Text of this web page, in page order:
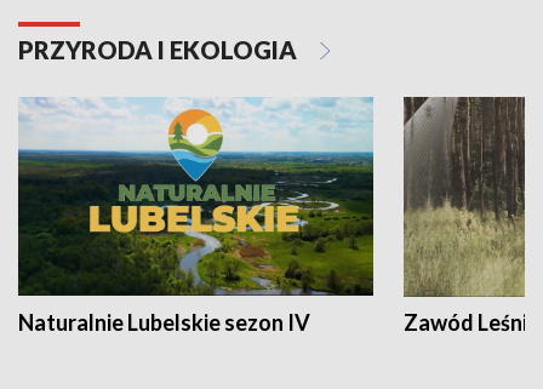
PRZYRODA I EKOLOGIA
Naturalnie Lubelskie sezon IV Zawód Leśnik